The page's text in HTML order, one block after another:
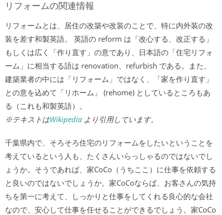
リフォームの関連情報
リフォームとは、居住の改築や改装のことで、特に内外装の改
装を差す和製英語。 英語の reform は「改心する、改正する」
もしくは広く「作り直す」の意であり、日本語の「住宅リフォ
ーム」に相当する語は renovation、refurbish である。また、
建築業者の中には「リフォーム」ではなく、「家を作り直す」
との意を込めて「リホーム」 (rehome) としているところもあ
る（これも和製英語）。
※テキストはWikipedia より引用しています。
千葉県内で、そろそろ住宅のリフォームをしたいということを
考えているという人も、たくさんいらっしゃるのではないでし
ょうか。そうであれば、家CoCo（うちここ）に仕事を依頼する
と良いのではないでしょうか。家CoCoならば、お客さんの気持
ちを第一に考えて、しっかりと仕事をしてくれる良心的な会社
なので、安心して仕事を任せることができるでしょう。家CoCo